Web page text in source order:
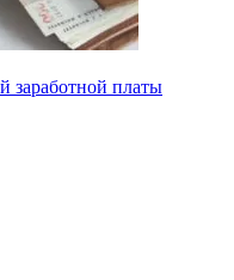
заработной платы